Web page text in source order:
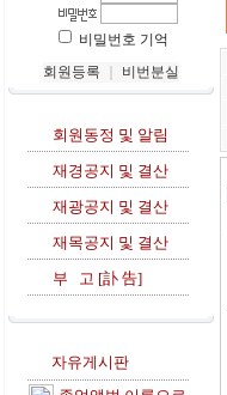
비밀번호 기억
회원등록
비번분실
회원동정 및 알림
재경공지 및 결산
재광공지 및 결산
재목공지 및 결산
부 고 [訃 告]
자유게시판